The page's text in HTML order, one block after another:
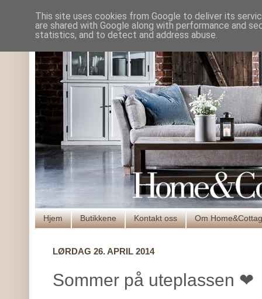
Hjem Butikkene Kontakt oss Om
LØRDAG 26. APRIL 2014
Sommer på uteplassen ❤︎
This site uses cookies from Google to deliver its
are shared with Google along with performance and
statistics, and to detect and address abuse.